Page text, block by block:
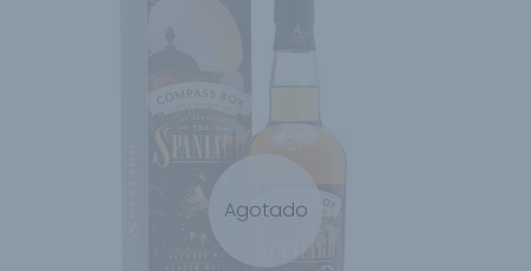
Agotado